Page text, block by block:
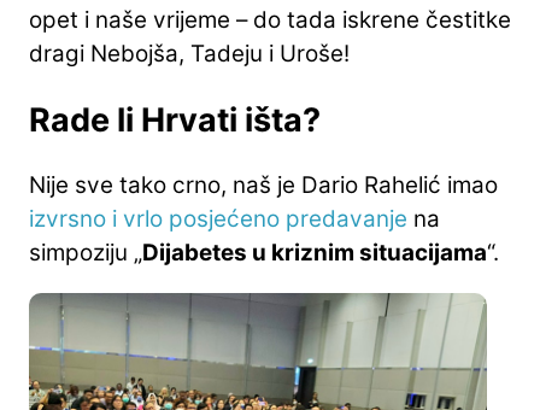
opet i naše vrijeme – do tada iskrene čestitke
dragi Nebojša, Tadeju i Uroše!
Rade li Hrvati išta?
Nije sve tako crno, naš je Dario Rahelić imao
izvrsno i vrlo posjećeno predavanje na
simpoziju „Dijabetes u kriznim situacijama“.